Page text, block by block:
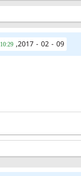
09 - 02 - 2017,
10:29 PM